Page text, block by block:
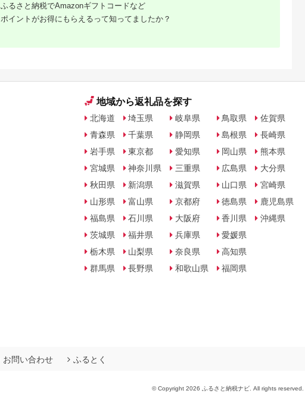
ふるさと納税でAmazonギフトコードなど
ポイントがお得にもらえるって知ってましたか？
地域から返礼品を探す
北海道
青森県
岩手県
宮城県
秋田県
山形県
福島県
茨城県
栃木県
群馬県
埼玉県
千葉県
東京都
神奈川県
新潟県
富山県
石川県
福井県
山梨県
長野県
岐阜県
静岡県
愛知県
三重県
滋賀県
京都府
大阪府
兵庫県
奈良県
和歌山県
鳥取県
島根県
岡山県
広島県
山口県
徳島県
香川県
愛媛県
高知県
福岡県
佐賀県
長崎県
熊本県
大分県
宮崎県
鹿児島県
沖縄県
お問い合わせ ふるとく
© Copyright 2026 ふるさと納税ナビ. All rights reserved.